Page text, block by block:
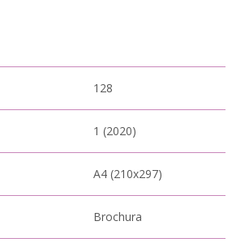
128
1 (2020)
A4 (210x297)
Brochura